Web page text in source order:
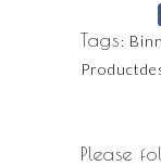
Tags:
Please